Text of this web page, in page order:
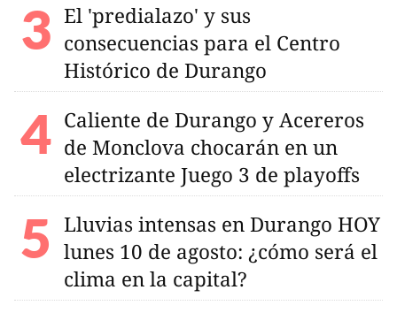
El 'predialazo' y sus
consecuencias para el Centro
Histórico de Durango
Caliente de Durango y Acereros
de Monclova chocarán en un
electrizante Juego 3 de playoffs
Lluvias intensas en Durango HOY
lunes 10 de agosto: ¿cómo será el
clima en la capital?